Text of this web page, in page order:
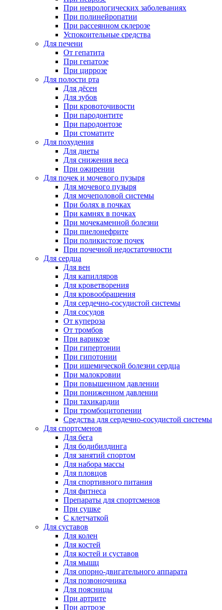
При неврологических заболеваниях
При полинейропатии
При рассеянном склерозе
Успокоительные средства
Для печени
От гепатита
При гепатозе
При циррозе
Для полости рта
Для дёсен
Для зубов
При кровоточивости
При пародонтите
При пародонтозе
При стоматите
Для похудения
Для диеты
Для снижения веса
При ожирении
Для почек и мочевого пузыря
Для мочевого пузыря
Для мочеполовой системы
При болях в почках
При камнях в почках
При мочекаменной болезни
При пиелонефрите
При поликистозе почек
При почечной недостаточности
Для сердца
Для вен
Для капилляров
Для кроветворения
Для кровообращения
Для сердечно-сосудистой системы
Для сосудов
От купероза
От тромбов
При варикозе
При гипертонии
При гипотонии
При ишемической болезни сердца
При малокровии
При повышенном давлении
При пониженном давлении
При тахикардии
При тромбоцитопении
Средства для сердечно-сосудистой системы
Для спортсменов
Для бега
Для бодибилдинга
Для занятий спортом
Для набора массы
Для пловцов
Для спортивного питания
Для фитнеса
Препараты для спортсменов
При сушке
С клетчаткой
Для суставов
Для колен
Для костей
Для костей и суставов
Для мышц
Для опорно-двигательного аппарата
Для позвоночника
Для поясницы
При артрите
При артрозе